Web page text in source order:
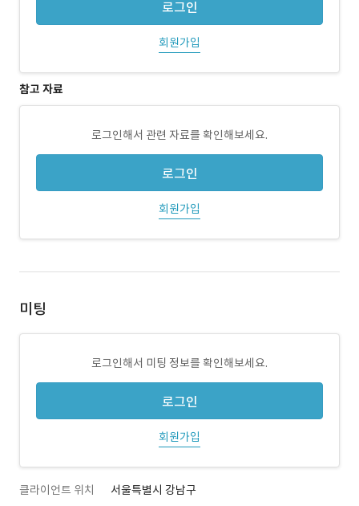
로그인
회원가입
참고 자료
로그인해서 관련 자료를 확인해보세요.
로그인
회원가입
미팅
로그인해서 미팅 정보를 확인해보세요.
로그인
회원가입
클라이언트 위치 서울특별시 강남구